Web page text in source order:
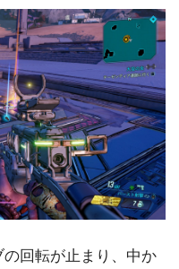
回転が止まり、中か